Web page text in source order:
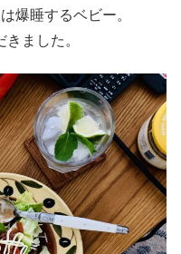
爆睡するベビー。
ました。